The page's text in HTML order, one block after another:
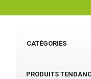
CATÉGORIES
PRODUITS